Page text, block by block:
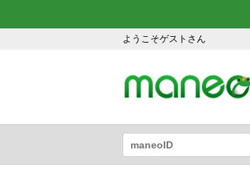
ようこそゲストさん